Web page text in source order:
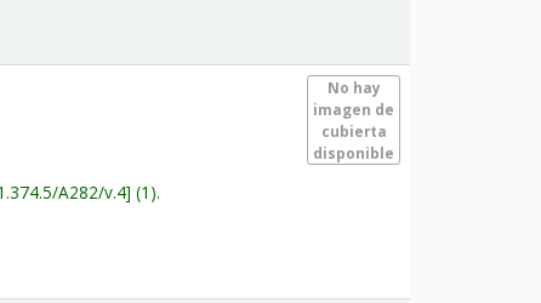
No hay
imagen de
cubierta
disponible
A282/v.4 (1).